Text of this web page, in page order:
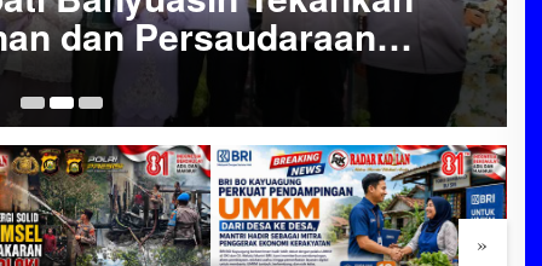
Iduladha 1447 H serta
Kurban
»